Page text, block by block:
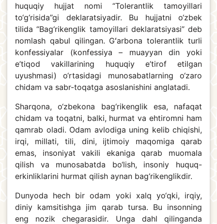
huquqiy hujjat nomi “Tolerantlik tamoyillari
to‘g‘risida”gi deklaratsiyadir. Bu hujjatni o‘zbek
tilida “Bag‘rikenglik tamoyillari deklaratsiyasi” deb
nomlash qabul qilingan. Gʻarbona tolerantlik turli
konfessiyalar (konfessiya – muayyan din yoki
e’tiqod vakillarining huquqiy e’tirof etilgan
uyushmasi) o‘rtasidagi munosabatlarning o‘zaro
chidam va sabr-toqatga asoslanishini anglatadi.
Sharqona, o‘zbekona bag‘rikenglik esa, nafaqat
chidam va toqatni, balki, hurmat va ehtiromni ham
qamrab oladi. Odam avlodiga uning kelib chiqishi,
irqi, millati, tili, dini, ijtimoiy maqomiga qarab
emas, insoniyat vakili ekaniga qarab muomala
qilish va munosabatda bo‘lish, insoniy huquq-
erkinliklarini hurmat qilish aynan bag‘rikenglikdir.
Dunyoda hech bir odam yoki xalq yo‘qki, irqiy,
diniy kamsitishga jim qarab tursa. Bu insonning
eng nozik chegarasidir. Unga dahl qilinganda